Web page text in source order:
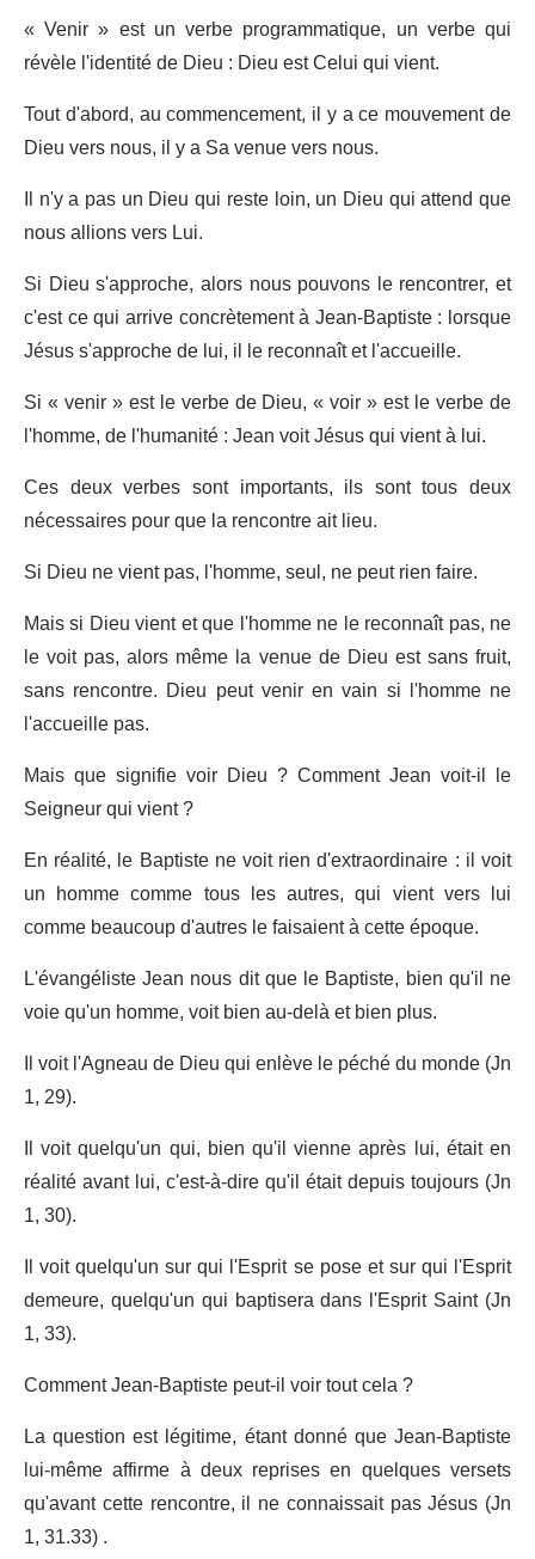
« Venir » est un verbe programmatique, un verbe qui
révèle l'identité de Dieu : Dieu est Celui qui vient.
Tout d'abord, au commencement, il y a ce mouvement de
Dieu vers nous, il y a Sa venue vers nous.
Il n'y a pas un Dieu qui reste loin, un Dieu qui attend que
nous allions vers Lui.
Si Dieu s'approche, alors nous pouvons le rencontrer, et
c'est ce qui arrive concrètement à Jean-Baptiste : lorsque
Jésus s'approche de lui, il le reconnaît et l'accueille.
Si « venir » est le verbe de Dieu, « voir » est le verbe de
l'homme, de l'humanité : Jean voit Jésus qui vient à lui.
Ces deux verbes sont importants, ils sont tous deux
nécessaires pour que la rencontre ait lieu.
Si Dieu ne vient pas, l'homme, seul, ne peut rien faire.
Mais si Dieu vient et que l'homme ne le reconnaît pas, ne
le voit pas, alors même la venue de Dieu est sans fruit,
sans rencontre. Dieu peut venir en vain si l'homme ne
l'accueille pas.
Mais que signifie voir Dieu ? Comment Jean voit-il le
Seigneur qui vient ?
En réalité, le Baptiste ne voit rien d'extraordinaire : il voit
un homme comme tous les autres, qui vient vers lui
comme beaucoup d'autres le faisaient à cette époque.
L'évangéliste Jean nous dit que le Baptiste, bien qu'il ne
voie qu'un homme, voit bien au-delà et bien plus.
Il voit l'Agneau de Dieu qui enlève le péché du monde (Jn
1, 29).
Il voit quelqu'un qui, bien qu'il vienne après lui, était en
réalité avant lui, c'est-à-dire qu'il était depuis toujours (Jn
1, 30).
Il voit quelqu'un sur qui l'Esprit se pose et sur qui l'Esprit
demeure, quelqu'un qui baptisera dans l'Esprit Saint (Jn
1, 33).
Comment Jean-Baptiste peut-il voir tout cela ?
La question est légitime, étant donné que Jean-Baptiste
lui-même affirme à deux reprises en quelques versets
qu'avant cette rencontre, il ne connaissait pas Jésus (Jn
1, 31.33) .